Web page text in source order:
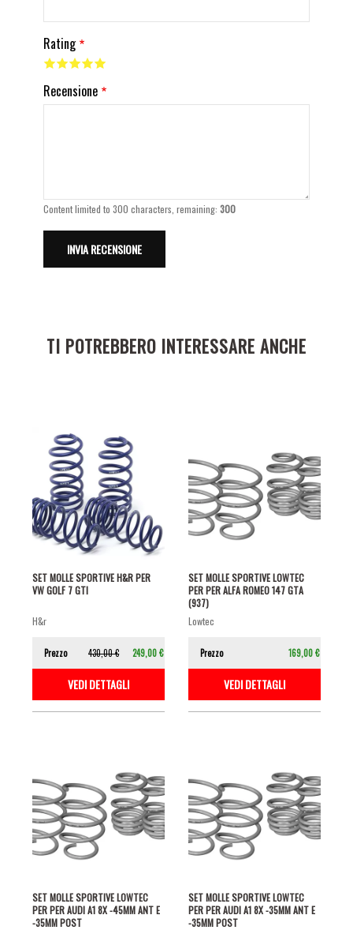
Rating
Recensione
Content limited to 300 characters, remaining:300
TI POTREBBERO INTERESSARE ANCHE
SET MOLLE SPORTIVE H&R PER
VW GOLF 7 GTI
h&r
Prezzo 430,00 € 249,00 €
VEDI DETTAGLI
SET MOLLE SPORTIVE LOWTEC
PER PER ALFA ROMEO 147 GTA
(937)
lowtec
Prezzo 169,00 €
VEDI DETTAGLI
SET MOLLE SPORTIVE LOWTEC
PER PER AUDI A1 8X -45MM ANT E
-35MM POST
SET MOLLE SPORTIVE LOWTEC
PER PER AUDI A1 8X -35MM ANT E
-35MM POST